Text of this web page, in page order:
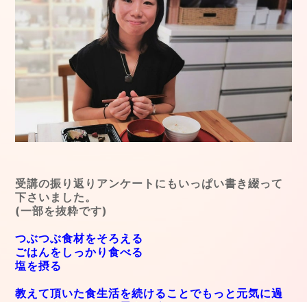
受講の振り返りアンケートにもいっぱい書き綴って
下さいました。
(一部を抜粋です)
つぶつぶ食材をそろえる
ごはんをしっかり食べる
塩を摂る
教えて頂いた食生活を続けることでもっと元気に過